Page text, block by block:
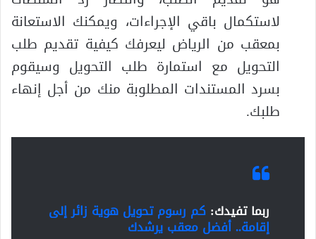
لاستكمال باقي الإجراءات، ويمكنك الاستعانة
بمعقب من الرياض ليعرفك كيفية تقديم طلب
التحويل مع استمارة طلب التحويل وسيقوم
بسرد المستندات المطلوبة منك من أجل إنهاء
طلبك.
ربما تفيدك: كم رسوم تحويل هوية زائر إلى
إقامة.. أفضل معقب يرشدك